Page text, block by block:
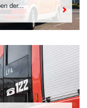
der...